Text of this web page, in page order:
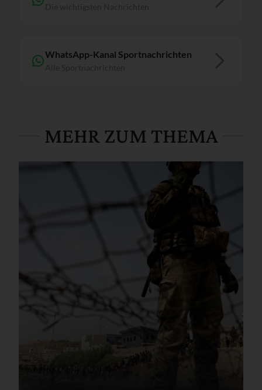
WhatsApp-Kanal Sportnachrichten
MEHR ZUM THEMA